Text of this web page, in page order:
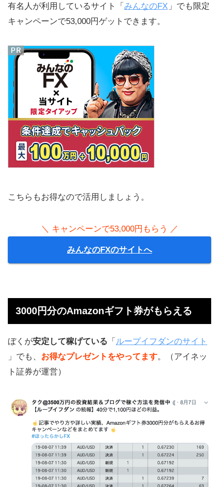
有名人が利用しているサイト「 みんなのFX 」でも限定
キャンペーンで53,000円ゲットできます。
こちらもお得なので活用しましょう。
＼ キャンペーンで53,000円もらう ／
みんなのFXのサイトへ
3000円分のAmazonギフト券がもらえる
ぼくが安定して稼げている 「 ループイフダンのサイト
」でも、 お得なプレゼントをやってます。（アイネッ
ト証券が運営）